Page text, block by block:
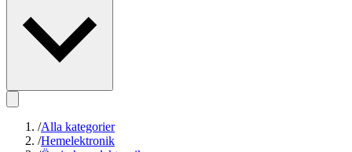
/Alla kategorier
/Hemelektronik